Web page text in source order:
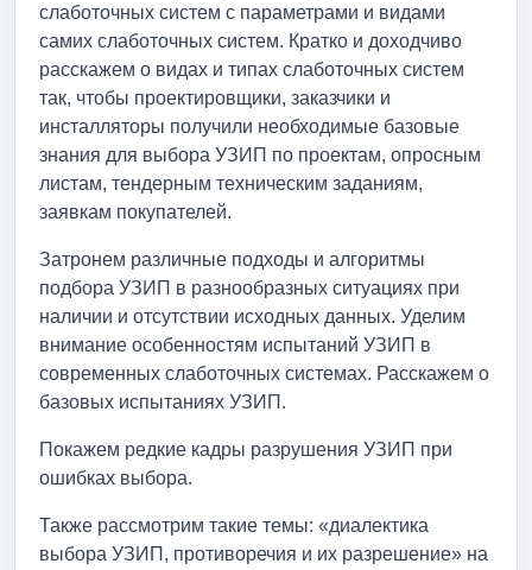
слаботочных систем с параметрами и видами
самих слаботочных систем. Кратко и доходчиво
расскажем о видах и типах слаботочных систем
так, чтобы проектировщики, заказчики и
инсталляторы получили необходимые базовые
знания для выбора УЗИП по проектам, опросным
листам, тендерным техническим заданиям,
заявкам покупателей.
Затронем различные подходы и алгоритмы
подбора УЗИП в разнообразных ситуациях при
наличии и отсутствии исходных данных. Уделим
внимание особенностям испытаний УЗИП в
современных слаботочных системах. Расскажем о
базовых испытаниях УЗИП.
Покажем редкие кадры разрушения УЗИП при
ошибках выбора.
Также рассмотрим такие темы: «диалектика
выбора УЗИП, противоречия и их разрешение» на